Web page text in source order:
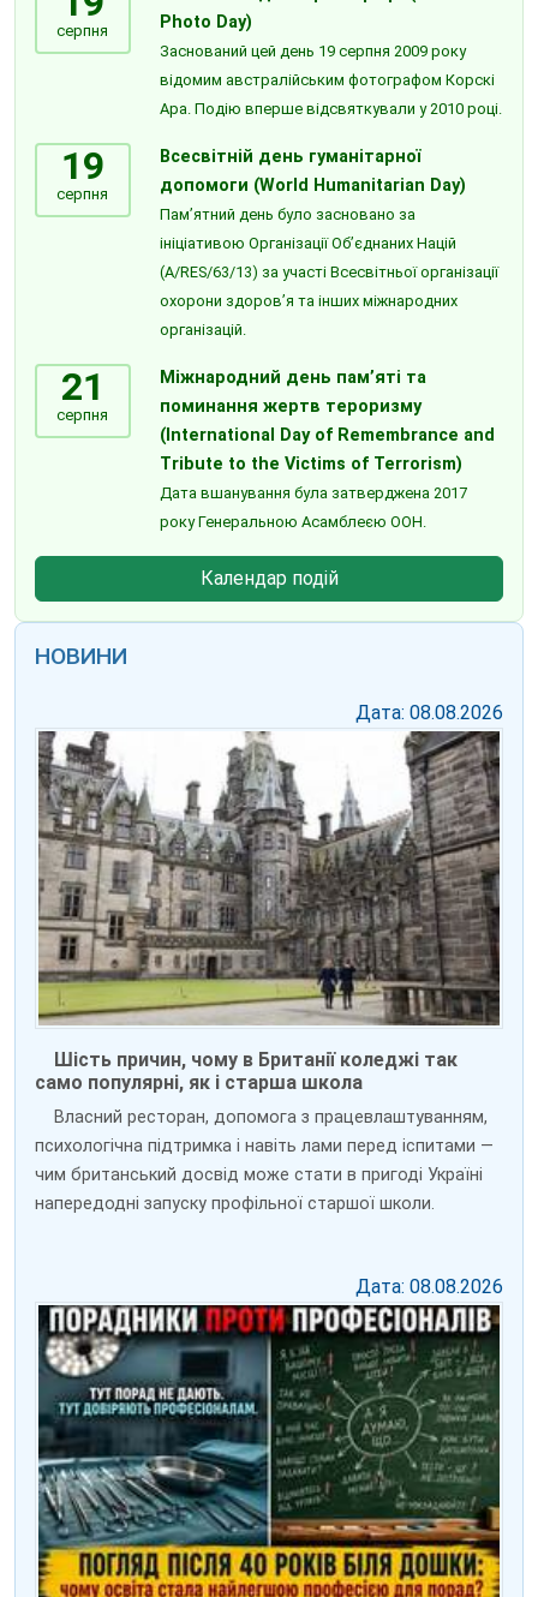
серпня
Photo Day)
Заснований цей день 19 серпня 2009 року
відомим австралійським фотографом Корскі
Ара. Подію вперше відсвяткували у 2010 році.
19
серпня
Всесвітній день гуманітарної
допомоги (World Humanitarian Day)
Пам’ятний день було засновано за
ініціативою Організації Об’єднаних Націй
(A/RES/63/13) за участі Всесвітньої організації
охорони здоров’я та інших міжнародних
організацій.
21
серпня
Міжнародний день пам’яті та
поминання жертв тероризму
(International Day of Remembrance and
Tribute to the Victims of Terrorism)
Дата вшанування була затверджена 2017
року Генеральною Асамблеєю ООН.
Календар подій
НОВИНИ
Дата: 08.08.2026
Шість причин, чому в Британії коледжі так
само популярні, як і старша школа
Власний ресторан, допомога з працевлаштуванням,
психологічна підтримка і навіть лами перед іспитами —
чим британський досвід може стати в пригоді Україні
напередодні запуску профільної старшої школи.
Дата: 08.08.2026